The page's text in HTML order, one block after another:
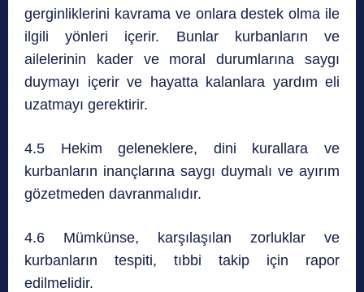
gerginliklerini kavrama ve onlara destek olma ile
ilgili yönleri içerir. Bunlar kurbanların ve
ailelerinin kader ve moral durumlarına saygı
duymayı içerir ve hayatta kalanlara yardım eli
uzatmayı gerektirir.
4.5 Hekim geleneklere, dini kurallara ve
kurbanların inançlarına saygı duymalı ve ayırım
gözetmeden davranmalıdır.
4.6 Mümkünse, karşılaşılan zorluklar ve
kurbanların tespiti, tıbbi takip için rapor
edilmelidir.